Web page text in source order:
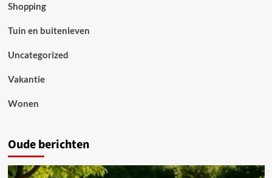
Shopping
Tuin en buitenleven
Uncategorized
Vakantie
Wonen
Oude berichten